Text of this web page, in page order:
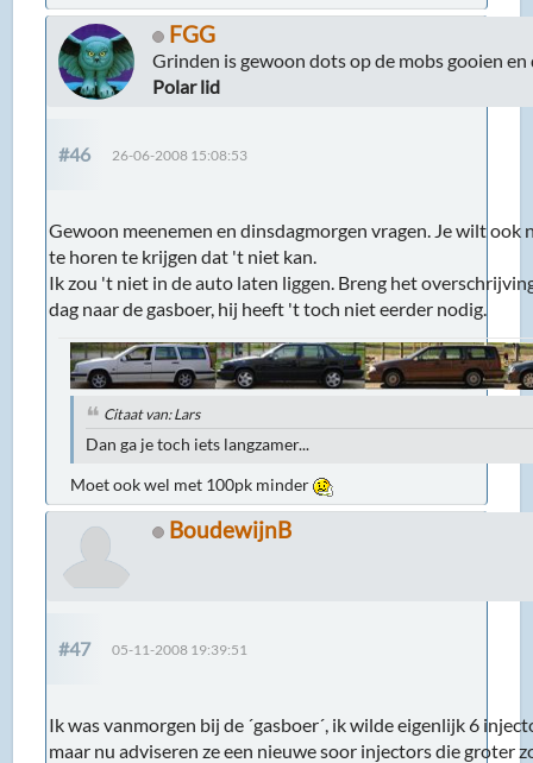
FGG
Grinden is gewoon dots op de mobs gooien
Polar lid
#46 26-06-2008 15:08:53
Gewoon meenemen en dinsdagmorgen vragen. Je wilt
te horen te krijgen dat 't niet kan.
Ik zou 't niet in de auto laten liggen. Breng het
dag naar de gasboer, hij heeft 't toch niet eerder nodig.
Citaat van: Lars
Dan ga je toch iets langzamer...
Moet ook wel met 100pk minder
BoudewijnB
#47 05-11-2008 19:39:51
Ik was vanmorgen bij de ´gasboer´, ik wilde eigenlijk 6
maar nu adviseren ze een nieuwe soor injectors die groter